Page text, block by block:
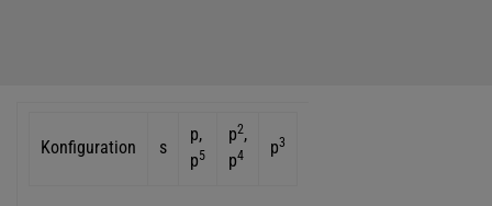
Konfiguration s
p,
p5
p2,
p4 p3